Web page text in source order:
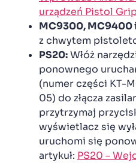
urządzeń Pistol
MC9300, MC9400
z chwytem
PS20:Włóż
ponownego
(numer części KT-
05) do złącza
przytrzymaj
wyświetlacz się
uruchomi się
artykuł: PS20 –